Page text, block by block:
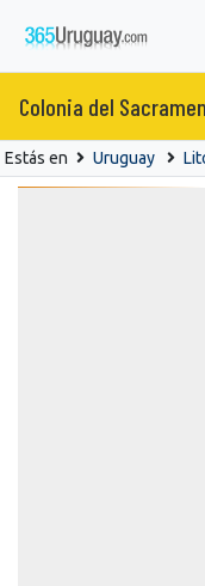
Colonia del
Estás en Uruguay